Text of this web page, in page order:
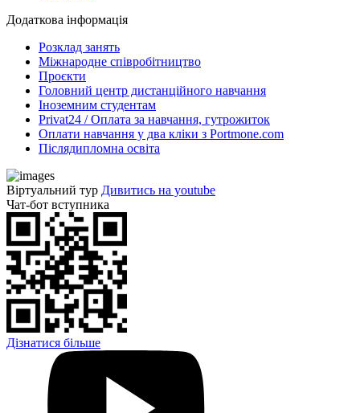
Додаткова інформація
Розклад занять
Міжнародне співробітництво
Проєкти
Головний центр дистанційного навчання
Іноземним студентам
Privat24 / Оплата за навчання, гутрожиток
Оплати навчання у два кліки з Portmone.com
Післядипломна освіта
Віртуальний тур Дивитись на youtube
Чат-бот вступника
Дізнатися більше